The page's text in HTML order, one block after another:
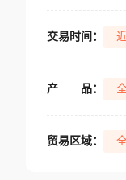
交易时间：
产 品：
贸易区域：